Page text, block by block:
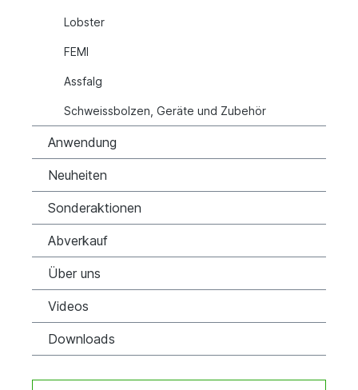
Lobster
FEMI
Assfalg
Schweissbolzen, Geräte und Zubehör
Anwendung
Neuheiten
Sonderaktionen
Abverkauf
Über uns
Videos
Downloads